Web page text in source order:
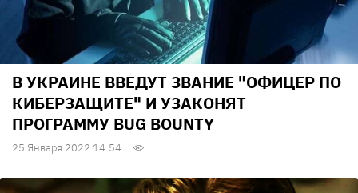
В УКРАИНЕ ВВЕДУТ ЗВАНИЕ "ОФИЦЕР ПО
КИБЕРЗАЩИТЕ" И УЗАКОНЯТ
ПРОГРАММУ BUG BOUNTY
25 Января 2022 14:54